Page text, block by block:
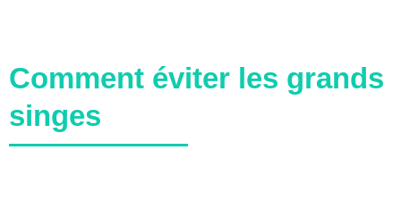
Comment éviter les grands
singes